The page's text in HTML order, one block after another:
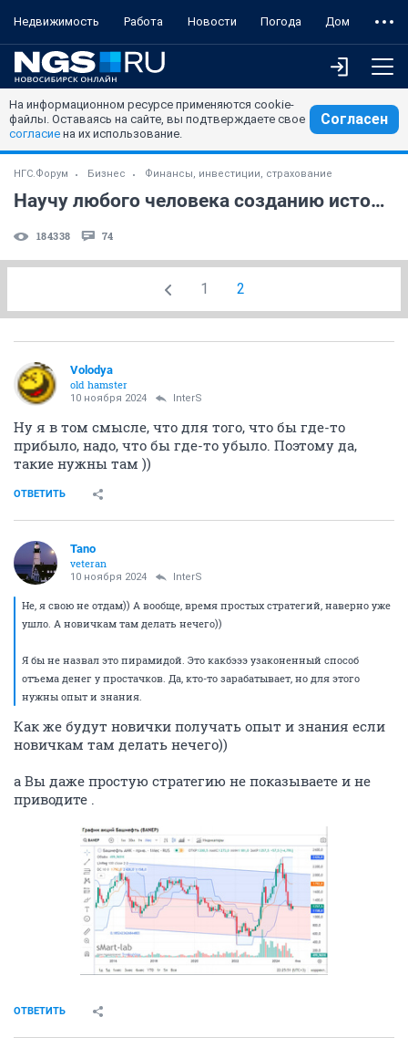
Недвижимость Работа Новости Погода Дом
На информационном ресурсе применяются cookie-
файлы. Оставаясь на сайте, вы подтверждаете свое
согласие на их использование.
Согласен
НГС.Форум Бизнес Финансы, инвестиции, страхование
Научу любого человека созданию источника пассивного дохода за спасибо!
184338 74
1 2
Volodya
old hamster
10 ноября 2024 InterS
Ну я в том смысле, что для того, что бы где-то
прибыло, надо, что бы где-то убыло. Поэтому да,
такие нужны там ))
ОТВЕТИТЬ
Tano
veteran
10 ноября 2024 InterS
Не, я свою не отдам)) А вообще, время простых стратегий, наверно уже
ушло. А новичкам там делать нечего))
Я бы не назвал это пирамидой. Это какбэээ узаконенный способ
отъема денег у простачков. Да, кто-то зарабатывает, но для этого
нужны опыт и знания.
Как же будут новички получать опыт и знания если
новичкам там делать нечего))
а Вы даже простую стратегию не показываете и не
приводите .
ОТВЕТИТЬ